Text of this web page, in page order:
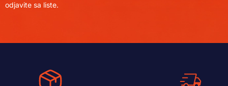
odjavite sa liste.